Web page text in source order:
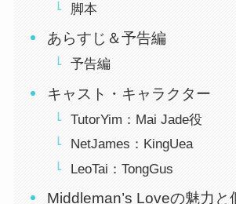
脚本
あらすじ＆予告編
予告編
キャスト・キャラクター
TutorYim：Mai Jade役
NetJames：KingUea
LeoTai：TongGus
Middleman’s Loveの魅力と